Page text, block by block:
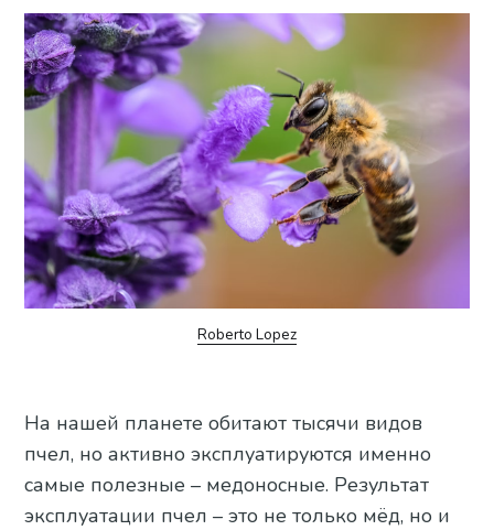
Roberto Lopez
На нашей планете обитают тысячи видов
пчел, но активно эксплуатируются именно
самые полезные – медоносные. Результат
эксплуатации пчел – это не только мёд, но и